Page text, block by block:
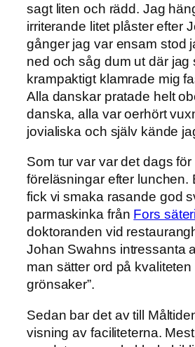
sagt liten och rädd. Jag
irriterande litet plåster efter
gånger jag var ensam stod
ned och såg dum ut där jag
krampaktigt klamrade mig
Alla danskar pratade helt
danska, alla var oerhört
jovialiska och själv kände
Som tur var var det dags
föreläsningar efter lunchen.
fick vi smaka rasande god
parmaskinka från Fors säteri
doktoranden vid
Johan Swahns intressanta
man sätter ord på
grönsaker”.
Sedan bar det av till
visning av faciliteterna.